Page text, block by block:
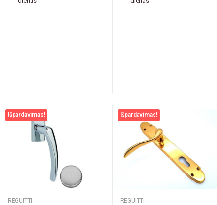
Išpardavimas!
REGUITTI
Išpardavimas!
REGUITTI